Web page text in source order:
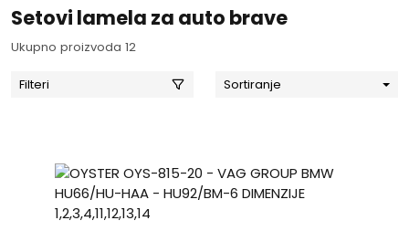
Setovi lamela za auto brave
Ukupno proizvoda 12
Filteri Sortiranje